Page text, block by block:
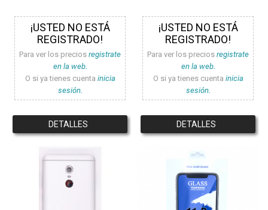
¡USTED NO ESTÁ
REGISTRADO!
Para ver los precios registrate
en la web.
O si ya tienes cuenta inicia
sesión.
DETALLES
¡USTED NO ESTÁ
REGISTRADO!
Para ver los precios registrate
en la web.
O si ya tienes cuenta inicia
sesión.
DETALLES